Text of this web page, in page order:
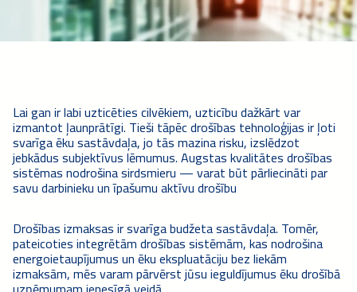
Lai gan ir labi uzticēties cilvēkiem, uzticību dažkārt var
izmantot ļaunprātīgi. Tieši tāpēc drošības tehnoloģijas ir ļoti
svarīga ēku sastāvdaļa, jo tās mazina risku, izslēdzot
jebkādus subjektīvus lēmumus. Augstas kvalitātes drošības
sistēmas nodrošina sirdsmieru — varat būt pārliecināti par
savu darbinieku un īpašumu aktīvu drošību
Drošības izmaksas ir svarīga budžeta sastāvdaļa. Tomēr,
pateicoties integrētām drošības sistēmām, kas nodrošina
energoietaupījumus un ēku ekspluatāciju bez liekām
izmaksām, mēs varam pārvērst jūsu ieguldījumus ēku drošībā